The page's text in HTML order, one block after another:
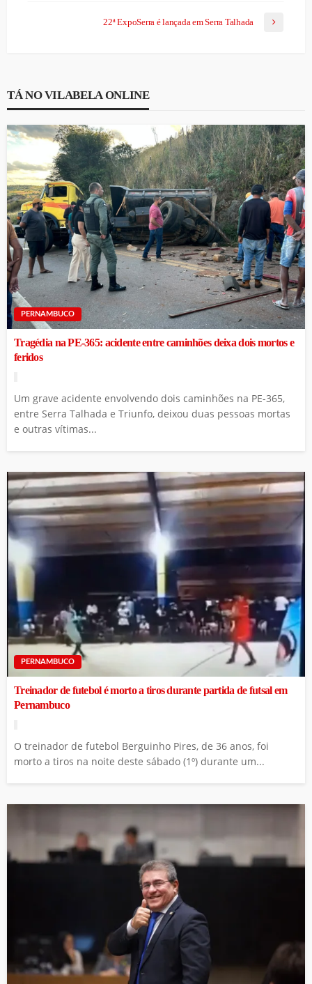
22ª ExpoSerra é lançada em Serra Talhada
TÁ NO VILABELA ONLINE
PERNAMBUCO
Tragédia na PE-365: acidente entre caminhões deixa dois mortos e
feridos
Um grave acidente envolvendo dois caminhões na PE-365,
entre Serra Talhada e Triunfo, deixou duas pessoas mortas
e outras vítimas...
PERNAMBUCO
Treinador de futebol é morto a tiros durante partida de futsal em
Pernambuco
O treinador de futebol Berguinho Pires, de 36 anos, foi
morto a tiros na noite deste sábado (1º) durante um...